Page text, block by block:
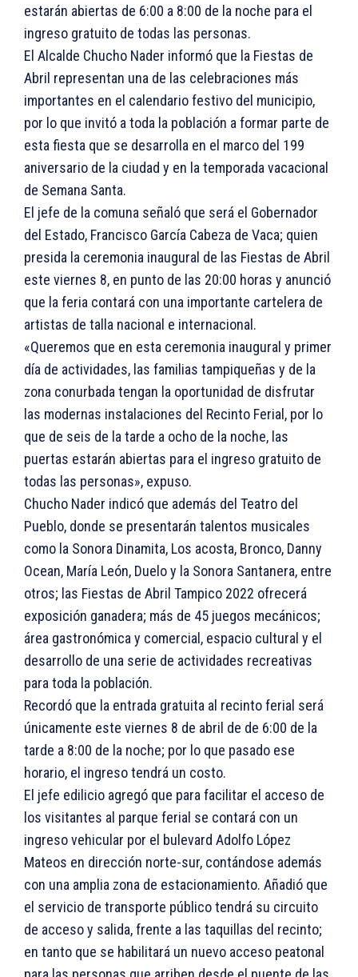
estarán abiertas de 6:00 a 8:00 de la noche para el
ingreso gratuito de todas las personas.
El Alcalde Chucho Nader informó que la Fiestas de
Abril representan una de las celebraciones más
importantes en el calendario festivo del municipio,
por lo que invitó a toda la población a formar parte de
esta fiesta que se desarrolla en el marco del 199
aniversario de la ciudad y en la temporada vacacional
de Semana Santa.
El jefe de la comuna señaló que será el Gobernador
del Estado, Francisco García Cabeza de Vaca; quien
presida la ceremonia inaugural de las Fiestas de Abril
este viernes 8, en punto de las 20:00 horas y anunció
que la feria contará con una importante cartelera de
artistas de talla nacional e internacional.
«Queremos que en esta ceremonia inaugural y primer
día de actividades, las familias tampiqueñas y de la
zona conurbada tengan la oportunidad de disfrutar
las modernas instalaciones del Recinto Ferial, por lo
que de seis de la tarde a ocho de la noche, las
puertas estarán abiertas para el ingreso gratuito de
todas las personas», expuso.
Chucho Nader indicó que además del Teatro del
Pueblo, donde se presentarán talentos musicales
como la Sonora Dinamita, Los acosta, Bronco, Danny
Ocean, María León, Duelo y la Sonora Santanera, entre
otros; las Fiestas de Abril Tampico 2022 ofrecerá
exposición ganadera; más de 45 juegos mecánicos;
área gastronómica y comercial, espacio cultural y el
desarrollo de una serie de actividades recreativas
para toda la población.
Recordó que la entrada gratuita al recinto ferial será
únicamente este viernes 8 de abril de de 6:00 de la
tarde a 8:00 de la noche; por lo que pasado ese
horario, el ingreso tendrá un costo.
El jefe edilicio agregó que para facilitar el acceso de
los visitantes al parque ferial se contará con un
ingreso vehicular por el bulevard Adolfo López
Mateos en dirección norte-sur, contándose además
con una amplia zona de estacionamiento. Añadió que
el servicio de transporte público tendrá su circuito
de acceso y salida, frente a las taquillas del recinto;
en tanto que se habilitará un nuevo acceso peatonal